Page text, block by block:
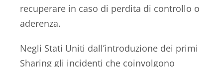
recuperare in caso di perdita di controllo o
aderenza.
Negli Stati Uniti dall’introduzione dei primi
Sharing gli incidenti che coinvolgono